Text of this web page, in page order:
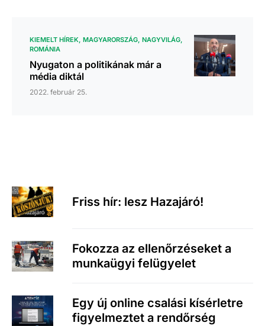
KIEMELT HÍREK MAGYARORSZÁG NAGYVILÁG
ROMÁNIA
Nyugaton a politikának már a
média diktál
2022. február 25.
Friss hír: lesz Hazajáró!
Fokozza az ellenőrzéseket a
munkaügyi felügyelet
Egy új online csalási kísérletre
figyelmeztet a rendőrség